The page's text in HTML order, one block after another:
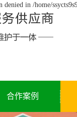
in /home/
合作案例